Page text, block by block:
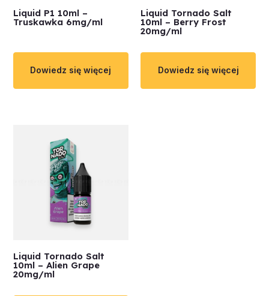
Liquid P1 10ml –
Truskawka 6mg/ml
Dowiedz się więcej
Liquid Tornado Salt
10ml – Berry Frost
20mg/ml
Dowiedz się więcej
Liquid Tornado Salt
10ml – Alien Grape
20mg/ml